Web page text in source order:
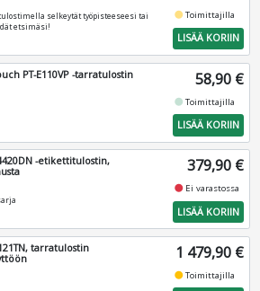
selkeytät työpisteeseesi tai
etsimäsi!
fiber_manual_recordToimittajilla
LISÄÄ KORIIN
PT-E110VP -tarratulostin 58,90 €
fiber_manual_recordToimittajilla
LISÄÄ KORIIN
-etikettitulostin,
379,90 €
fiber_manual_record Ei varastossa
LISÄÄ KORIIN
tarratulostin
1 479,90 €
fiber_manual_recordToimittajilla